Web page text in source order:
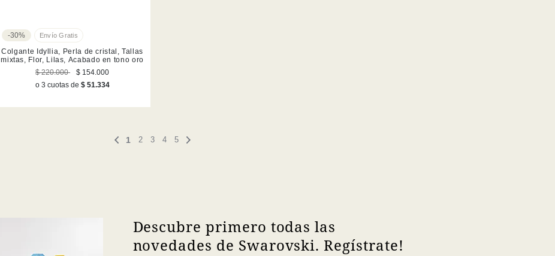
-30%
Colgante Idyllia, Perla de cristal, Tallas
mixtas, Flor, Lilas, Acabado en tono oro
$ 220.000
$ 154.000
o 3 cuotas de $ 51.334
1 2 3 4 5
Descubre primero todas las
novedades de Swarovski. Regístrate!